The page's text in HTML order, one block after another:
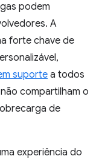
podem
A
forte chave de
suportea todos
compartilham o
de
experiência do